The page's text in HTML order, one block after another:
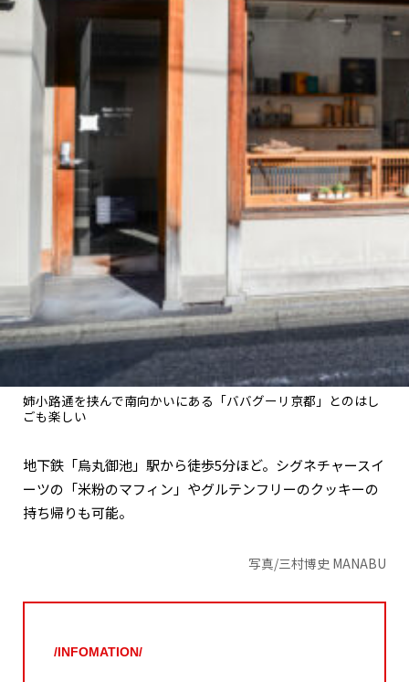
姉小路通を挟んで南向かいにある「ババグーリ京都」とのはし
ごも楽しい
地下鉄「烏丸御池」駅から徒歩5分ほど。シグネチャースイ
ーツの「米粉のマフィン」やグルテンフリーのクッキーの
持ち帰りも可能。
写真/三村博史 MANABU
/INFOMATION/